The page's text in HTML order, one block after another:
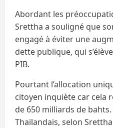
Abordant les
Srettha a souligné que
engagé à éviter une
dette publique, qui
PIB.
Pourtant l’allocation
citoyen inquiète car cela
de 650 milliards de
Thaïlandais, selon